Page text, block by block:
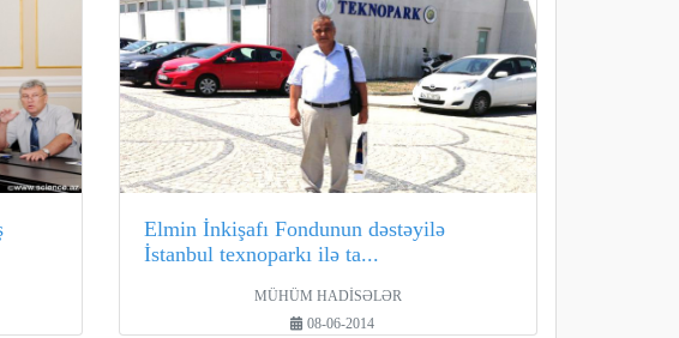
Elmin İnkişafı Fondunun dəstəyilə
İstanbul texnoparkı ilə ta...
MÜHÜM HADİSƏLƏR
08-06-2014